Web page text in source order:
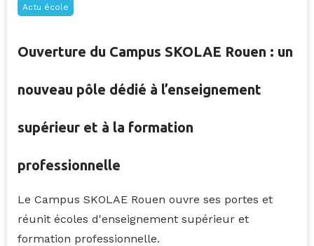
Actu école
Ouverture du Campus SKOLAE Rouen : un
nouveau pôle dédié à l’enseignement
supérieur et à la formation
professionnelle
Le Campus SKOLAE Rouen ouvre ses portes et
réunit écoles d'enseignement supérieur et
formation professionnelle.